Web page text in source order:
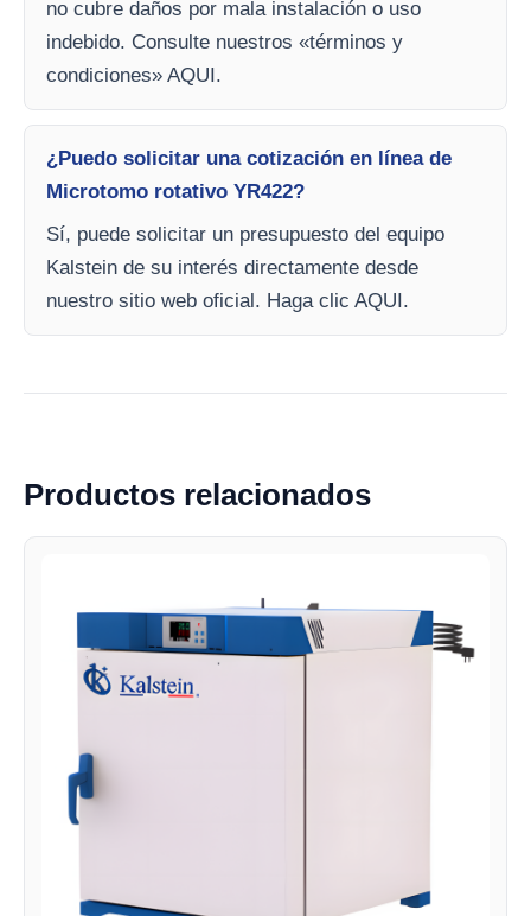
no cubre daños por mala instalación o uso
indebido. Consulte nuestros «términos y
condiciones» AQUI.
¿Puedo solicitar una cotización en línea de
Microtomo rotativo YR422?
Sí, puede solicitar un presupuesto del equipo
Kalstein de su interés directamente desde
nuestro sitio web oficial. Haga clic AQUI.
Productos relacionados